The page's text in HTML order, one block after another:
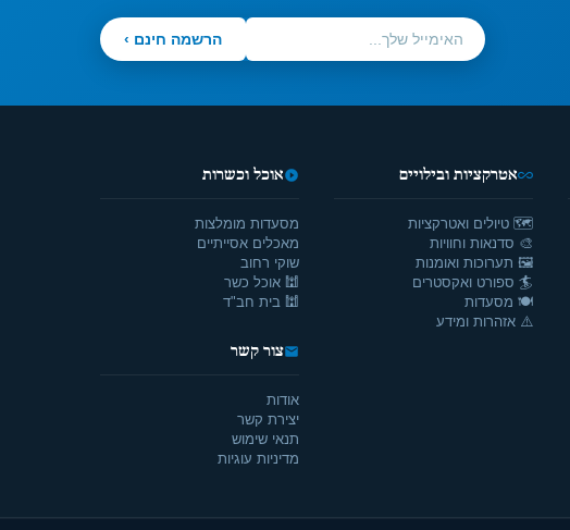
הרשמה חינם ›
אטרקציות ובילויים
🗺️ טיולים ואטרקציות
🎨 סדנאות וחוויות
🖼️ תערוכות ואומנות
🏄 ספורט ואקסטרים
🍽️ מסעדות
⚠️ אזהרות ומידע
אוכל וכשרות
מסעדות מומלצות
מאכלים אסייתיים
שוקי רחוב
🕍 אוכל כשר
🕍 בית חב"ד
צור קשר
אודות
יצירת קשר
תנאי שימוש
מדיניות עוגיות